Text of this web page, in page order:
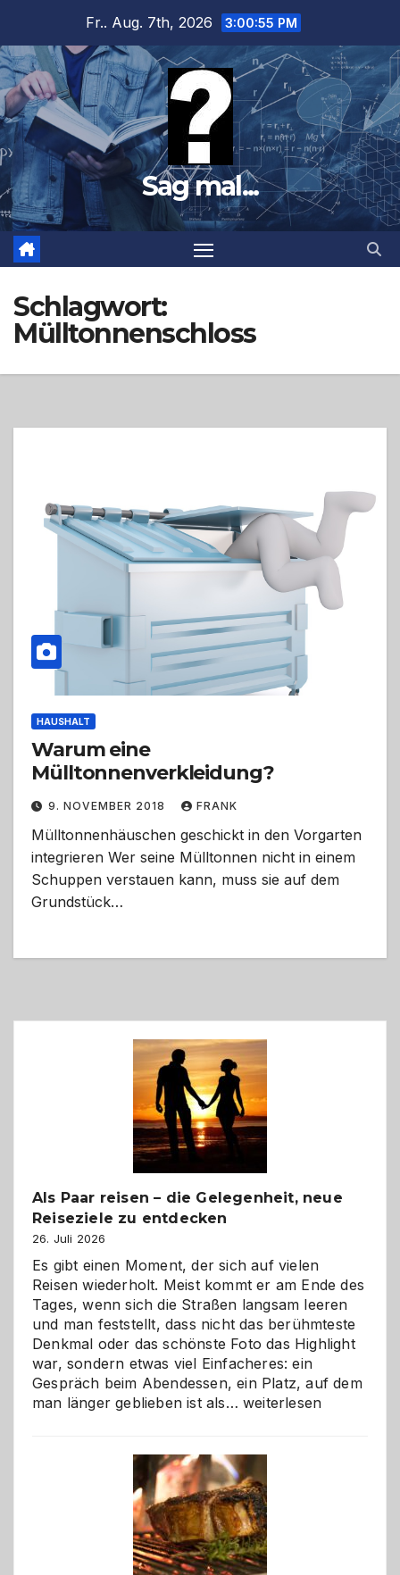
springen
Fr.. Aug. 7th, 2026 3:00:56 PM
Sag mal...
Schlagwort:
Mülltonnenschloss
HAUSHALT
Warum eine
Mülltonnenverkleidung?
9. NOVEMBER 2018 FRANK
Mülltonnenhäuschen geschickt in den Vorgarten
integrieren Wer seine Mülltonnen nicht in einem
Schuppen verstauen kann, muss sie auf dem
Grundstück…
Als Paar reisen – die Gelegenheit, neue
Reiseziele zu entdecken
26. Juli 2026
Es gibt einen Moment, der sich auf vielen
Reisen wiederholt. Meist kommt er am Ende des
Tages, wenn sich die Straßen langsam leeren
und man feststellt, dass nicht das berühmteste
Denkmal oder das schönste Foto das Highlight
war, sondern etwas viel Einfacheres: ein
Gespräch beim Abendessen, ein Platz, auf dem
man länger geblieben ist als… Als
–
die
Gelegenheit,
neue
Reiseziele
zu
weiterlesen